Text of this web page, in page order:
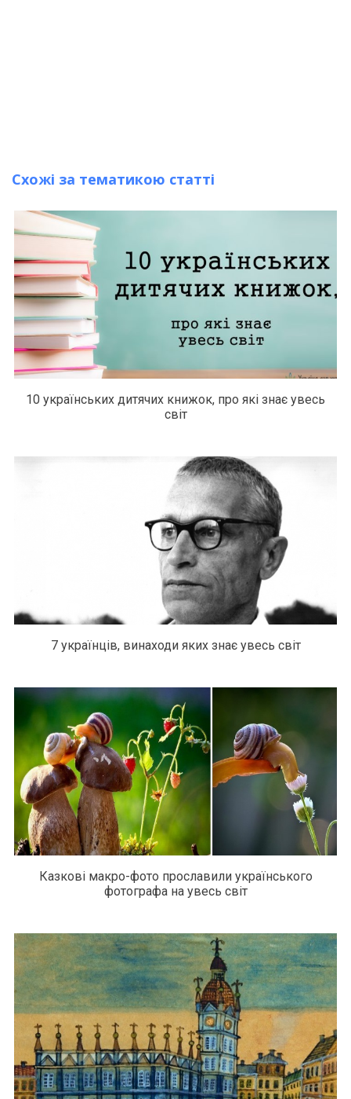
Схожі за тематикою статті
10 українських дитячих книжок, про які знає увесь
світ
7 українців, винаходи яких знає увесь світ
Казкові макро-фото прославили українського
фотографа на увесь світ